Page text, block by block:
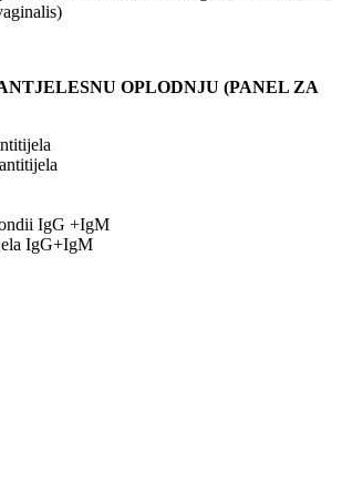
OPLODNJU (PANEL ZA
IgG +IgM
IgG+IgM